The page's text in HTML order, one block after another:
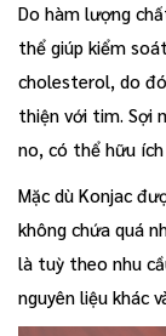
Do hàm lượng
thể giúp kiểm
cholesterol, do
thiện với tim. Sợi
no, có thể hữu
Mặc dù Konjac
không chứa quá
là tuỳ theo nhu
nguyên liệu khác